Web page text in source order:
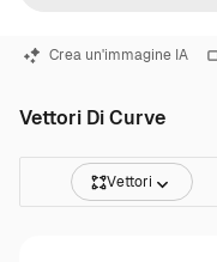
Crea un'immagine IA
Vettori Di Curve
Vettori